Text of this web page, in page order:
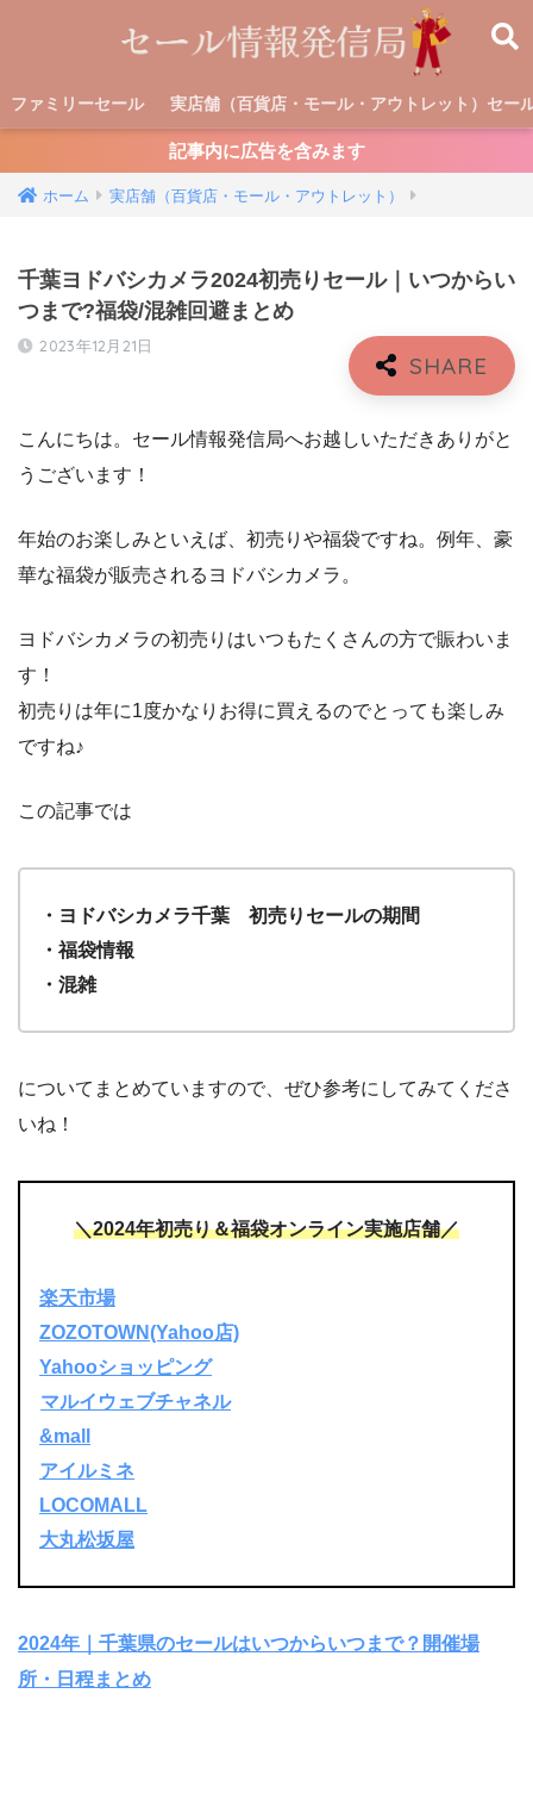
ファミリーセール 実店舗（百貨店・モール・アウトレット）セー
記事内に広告を含みます
ホーム 実店舗（百貨店・モール・アウトレット）
千葉ヨドバシカメラ2024初売りセール｜いつからい
つまで?福袋/混雑回避まとめ
2023年12月21日
こんにちは。セール情報発信局へお越しいただきありがと
うございます！
年始のお楽しみといえば、初売りや福袋ですね。例年、豪
華な福袋が販売されるヨドバシカメラ。
ヨドバシカメラの初売りはいつもたくさんの方で賑わいま
す！
初売りは年に1度かなりお得に買えるのでとっても楽しみ
ですね♪
この記事では
・ヨドバシカメラ千葉 初売りセールの期間
・福袋情報
・混雑
についてまとめていますので、ぜひ参考にしてみてくださ
いね！
＼2024年初売り＆福袋オンライン実施店舗／
楽天市場
ZOZOTOWN(Yahoo店)
Yahooショッピング
マルイウェブチャネル
&mall
アイルミネ
LOCOMALL
大丸松坂屋
2024年｜千葉県のセールはいつからいつまで？開催場
所・日程まとめ